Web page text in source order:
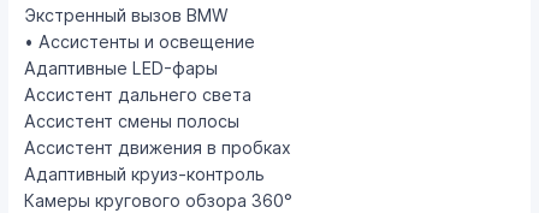
Экстренный вызов BMW
• Ассистенты и освещение
Адаптивные LED-фары
Ассистент дальнего света
Ассистент смены полосы
Ассистент движения в пробках
Адаптивный круиз-контроль
Камеры кругового обзора 360°